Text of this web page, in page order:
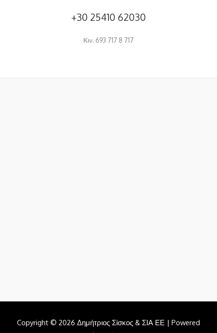
+30 25410 62030
Κιν. 693 717 8 717
Copyright © 2026 Δημήτριος Σίσκος & ΣΙΑ ΕΕ | Powered